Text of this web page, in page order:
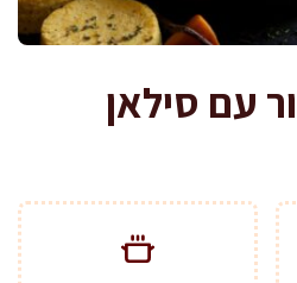
עם סילאן